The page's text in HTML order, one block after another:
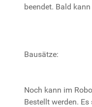
beendet. Bald
Bausätze:
Noch kann im
Bestellt werden.